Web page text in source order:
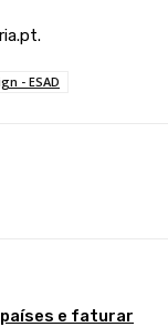
- ESAD
e faturar